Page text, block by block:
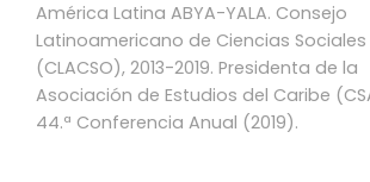
América Latina ABYA-YALA. Consejo
Latinoamericano de Ciencias Sociales
(CLACSO), 2013-2019. Presidenta de la
Asociación de Estudios del Caribe
44.ª Conferencia Anual (2019).